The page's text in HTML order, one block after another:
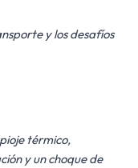
y los desafíos
térmico,
y un choque de